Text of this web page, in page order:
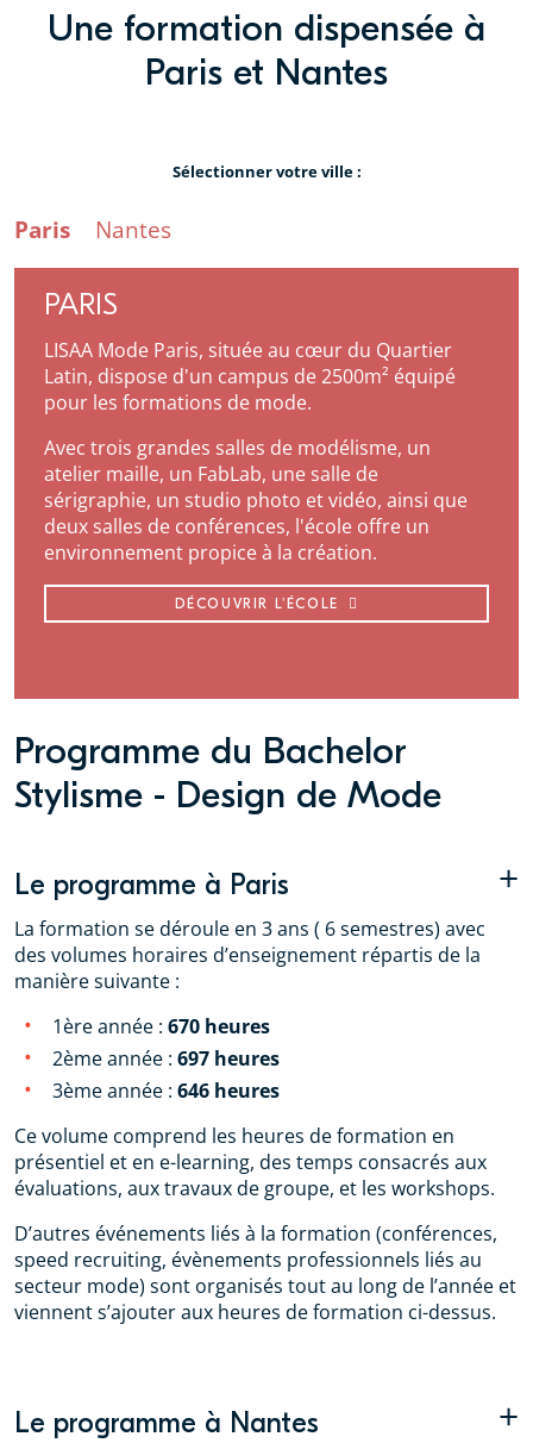
Une formation dispensée à
Paris et Nantes
Sélectionner votre ville :
Paris Nantes
PARIS
LISAA Mode Paris, située au cœur du Quartier
Latin, dispose d'un campus de 2500m² équipé
pour les formations de mode.
Avec trois grandes salles de modélisme, un
atelier maille, un FabLab, une salle de
sérigraphie, un studio photo et vidéo, ainsi que
deux salles de conférences, l'école offre un
environnement propice à la création.
DÉCOUVRIR L'ÉCOLE
Programme du Bachelor
Stylisme - Design de Mode
Le programme à Paris
La formation se déroule en 3 ans ( 6 semestres) avec
des volumes horaires d’enseignement répartis de la
manière suivante :
1ère année : 670 heures
2ème année : 697 heures
3ème année : 646 heures
Ce volume comprend les heures de formation en
présentiel et en e-learning, des temps consacrés aux
évaluations, aux travaux de groupe, et les workshops.
D’autres événements liés à la formation (conférences,
speed recruiting, évènements professionnels liés au
secteur mode) sont organisés tout au long de l’année et
viennent s’ajouter aux heures de formation ci-dessus.
+
Le programme à Nantes +